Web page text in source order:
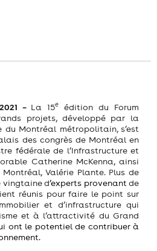
– La 15e
édition du Forum
projets, développé par la
du Montréal métropolitain, s’est
des congrès de Montréal en
fédérale de l’Infrastructure et
Catherine McKenna, ainsi
Valérie Plante. Plus de
vingtaine d’experts provenantde
réunis pour faire le point sur
et d’infrastructure qui
et à l’attractivité du Grand
ont le potentiel de contribuer à